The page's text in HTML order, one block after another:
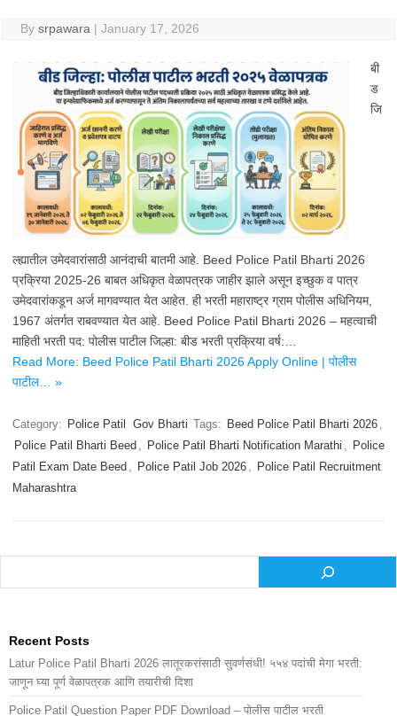
By srpawara | January 17, 2026
बी
ड
जि
ल्ह्यातील उमेदवारांसाठी आनंदाची बातमी आहे. Beed Police Patil Bharti 2026
प्रक्रिया 2025-26 बाबत अधिकृत वेळापत्रक जाहीर झाले असून इच्छुक व पात्र
उमेदवारांकडून अर्ज मागवण्यात येत आहेत. ही भरती महाराष्ट्र ग्राम पोलीस अधिनियम,
1967 अंतर्गत राबवण्यात येत आहे. Beed Police Patil Bharti 2026 – महत्वाची
माहिती भरती पद: पोलीस पाटील जिल्हा: बीड भरती प्रक्रिया वर्ष:…
Read More: Beed Police Patil Bharti 2026 Apply Online | पोलीस
पाटील… »
Category: Police Patil Gov Bharti Tags: Beed Police Patil Bharti 2026 ,
Police Patil Bharti Beed , Police Patil Bharti Notification Marathi , Police
Patil Exam Date Beed , Police Patil Job 2026 , Police Patil Recruitment
Maharashtra
Recent Posts
Latur Police Patil Bharti 2026 लातूरकरांसाठी सुवर्णसंधी! ५५४ पदांची मेगा भरती:
जाणून घ्या पूर्ण वेळापत्रक आणि तयारीची दिशा
Police Patil Question Paper PDF Download – पोलीस पाटील भरती